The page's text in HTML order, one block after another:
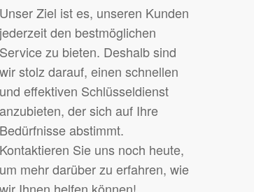
Unser Ziel ist es, unseren Kunden
jederzeit den bestmöglichen
Service zu bieten. Deshalb sind
wir stolz darauf, einen schnellen
und effektiven Schlüsseldienst
anzubieten, der sich auf Ihre
Bedürfnisse abstimmt.
Kontaktieren Sie uns noch heute,
um mehr darüber zu erfahren, wie